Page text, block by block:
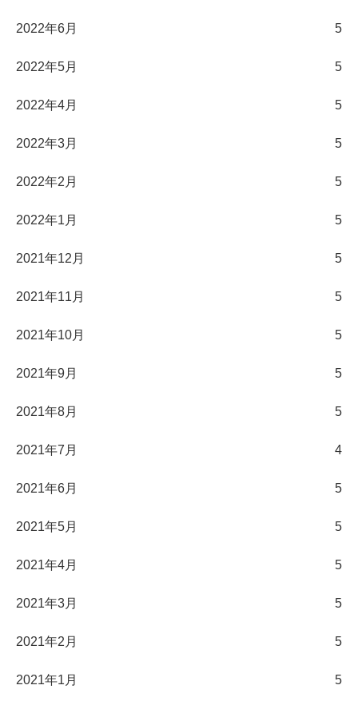
2022年6月 5
2022年5月 5
2022年4月 5
2022年3月 5
2022年2月 5
2022年1月 5
2021年12月 5
2021年11月 5
2021年10月 5
2021年9月 5
2021年8月 5
2021年7月 4
2021年6月 5
2021年5月 5
2021年4月 5
2021年3月 5
2021年2月 5
2021年1月 5